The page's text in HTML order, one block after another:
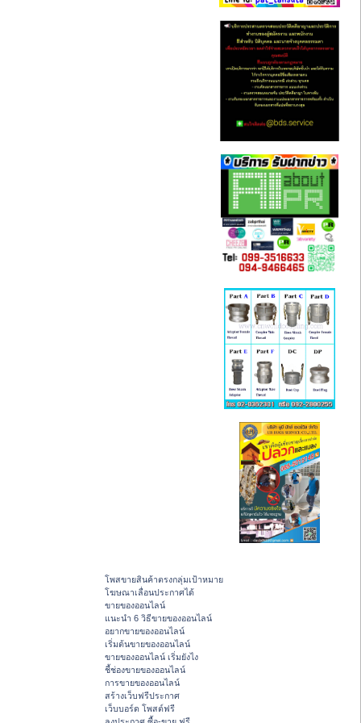
โพสขายสินค้าตรงกลุ่มเป้าหมาย
โฆษณาเลื่อนประกาศได้
ขายของออนไลน์
แนะนำ 6 วิธีขายของออนไลน์
อยากขายของออนไลน์
เริ่มต้นขายของออนไลน์
ขายของออนไลน์ เริ่มยังไง
ชี้ช่องขายของออนไลน์
การขายของออนไลน์
สร้างเว็บฟรีประกาศ
เว็บบอร์ด โพสต์ฟรี